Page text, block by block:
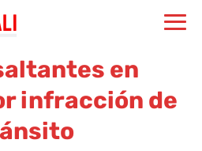
en
infracción de